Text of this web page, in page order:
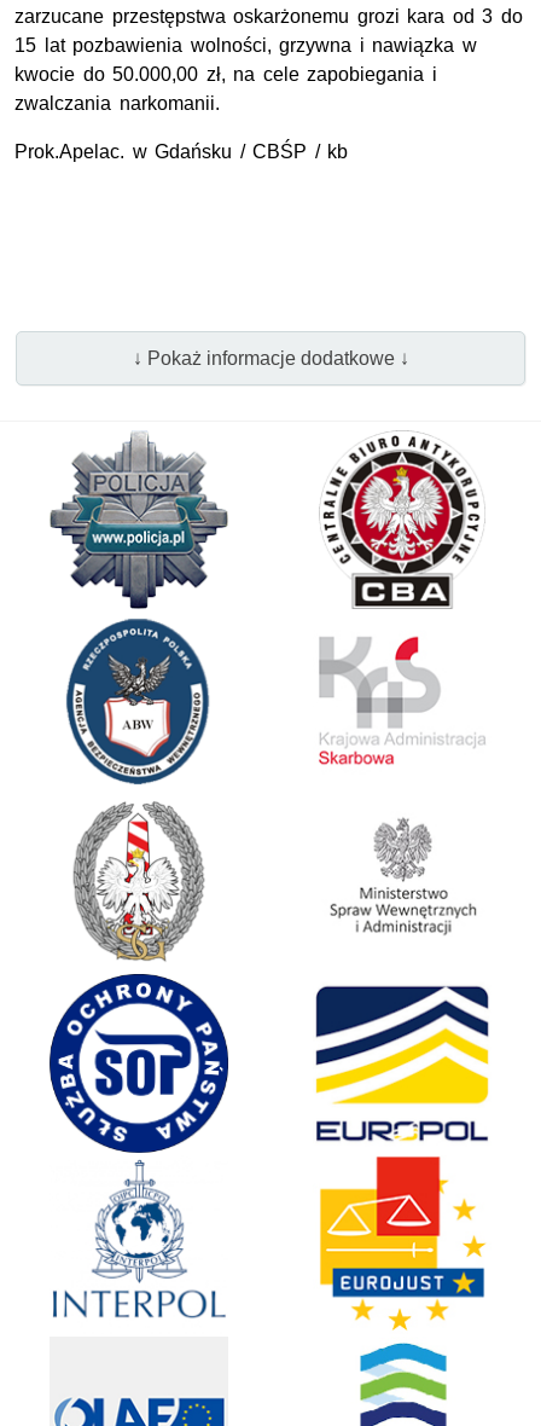
zarzucane przestępstwa oskarżonemu grozi kara od 3 do
15 lat pozbawienia wolności, grzywna i nawiązka w
kwocie do 50.000,00 zł, na cele zapobiegania i
zwalczania narkomanii.
Prok.Apelac. w Gdańsku / CBŚP / kb
↓ Pokaż informacje dodatkowe ↓